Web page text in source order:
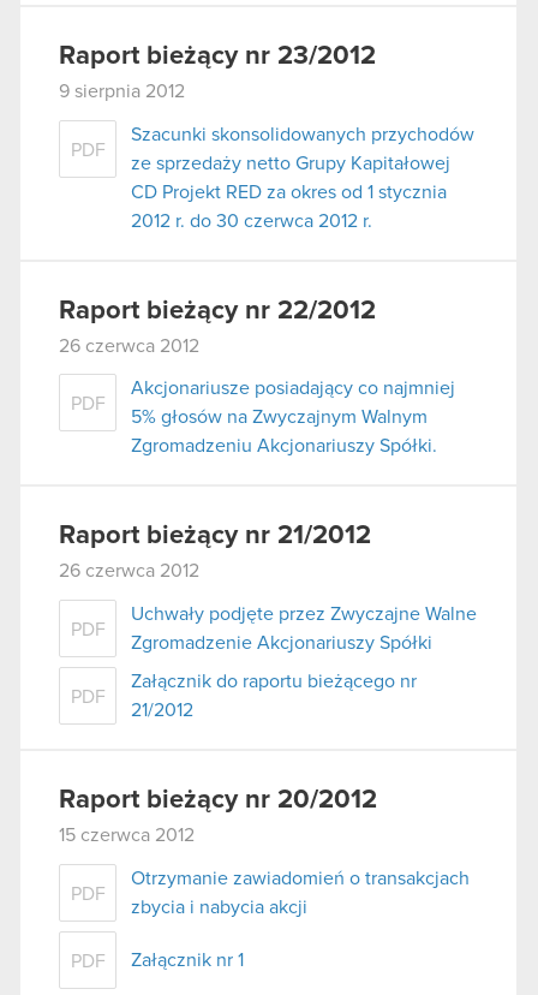
Raport bieżący nr 23/2012
9 sierpnia 2012
PDF
Szacunki skonsolidowanych przychodów
ze sprzedaży netto Grupy Kapitałowej
CD Projekt RED za okres od 1 stycznia
2012 r. do 30 czerwca 2012 r.
Raport bieżący nr 22/2012
26 czerwca 2012
PDF
Akcjonariusze posiadający co najmniej
5% głosów na Zwyczajnym Walnym
Zgromadzeniu Akcjonariuszy Spółki.
Raport bieżący nr 21/2012
26 czerwca 2012
PDF
Uchwały podjęte przez Zwyczajne Walne
Zgromadzenie Akcjonariuszy Spółki
PDF
Załącznik do raportu bieżącego nr
21/2012
Raport bieżący nr 20/2012
15 czerwca 2012
PDF
Otrzymanie zawiadomień o transakcjach
zbycia i nabycia akcji
PDF Załącznik nr 1